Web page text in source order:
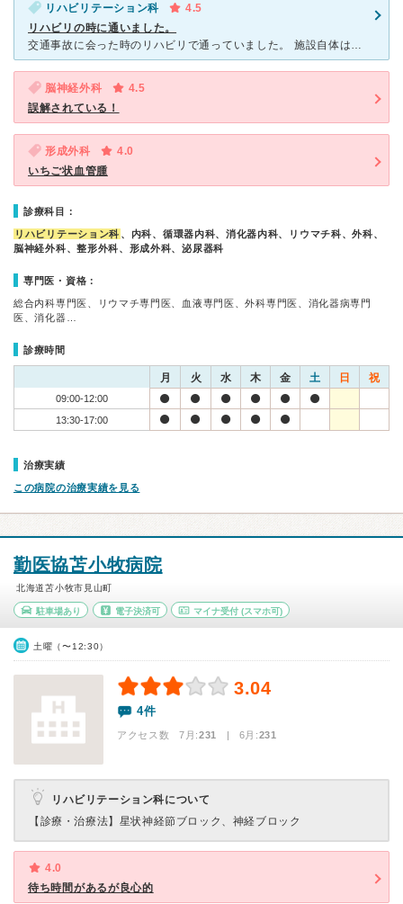
リハビリテーション科
4.5
リハビリの時に通いました。
交通事故に会った時のリハビリで通っていました。 施設自体はかなり古い作りでしたが、清潔感もあり綺麗な印象があります。通いやすい場所にあり、車で行くにもバスで行くにもとても便利でした。 リハビリの環
脳神経外科
4.5
誤解されている！
形成外科
4.0
いちご状血管腫
診療科目：
リハビリテーション科 、内科、循環器内科、消化器内科、リウマチ科、外科、
脳神経外科、整形外科、形成外科、泌尿器科
専門医・資格：
総合内科専門医、リウマチ専門医、血液専門医、外科専門医、消化器病専門
医、消化器…
診療時間
月 火 水 木 金 土 日 祝
09:00-12:00
13:30-17:00
治療実績
この病院の治療実績を見る
勤医協苫小牧病院
北海道苫小牧市見山町
駐車場あり 電子決済可 マイナ受付 (スマホ可)
土曜（〜12:30）
3.04
4件
アクセス数 7月:231 | 6月:231
リハビリテーション科について
【診療・治療法】 星状神経節ブロック、神経ブロック
4.0
待ち時間があるが良心的